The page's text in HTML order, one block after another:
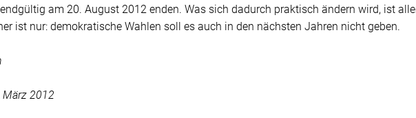
am 20. August 2012 enden. Was sich dadurch praktisch ändern wird, ist
ist nur: demokratische Wahlen soll es auch in den nächsten Jahren nicht geben.
2012